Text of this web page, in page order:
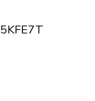
5KFE7T